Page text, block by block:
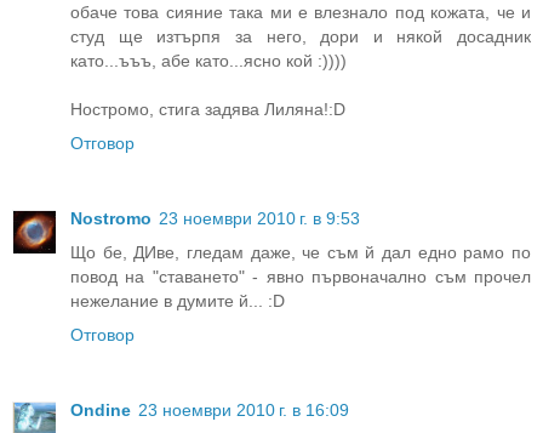
обаче това сияние така ми е влезнало под кожата, че и
студ ще изтърпя за него, дори и някой досадник
като...ъъъ, абе като...ясно кой :))))
Ностромо, стига задява Лиляна!:D
Отговор
Nostromo 23 ноември 2010 г. в 9:53
Що бе, ДИве, гледам даже, че съм й дал едно рамо по
повод на "ставането" - явно първоначално съм прочел
нежелание в думите й... :D
Отговор
Ondine 23 ноември 2010 г. в 16:09